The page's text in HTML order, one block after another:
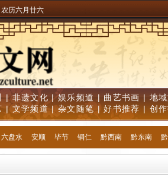
农历六月廿六
|非遗文化 |娱乐频道 | 曲艺书画 | 地
|文学频道|杂文随笔 |好书推荐 | 创
六盘水 安顺 毕节 铜仁 黔西南 黔东南